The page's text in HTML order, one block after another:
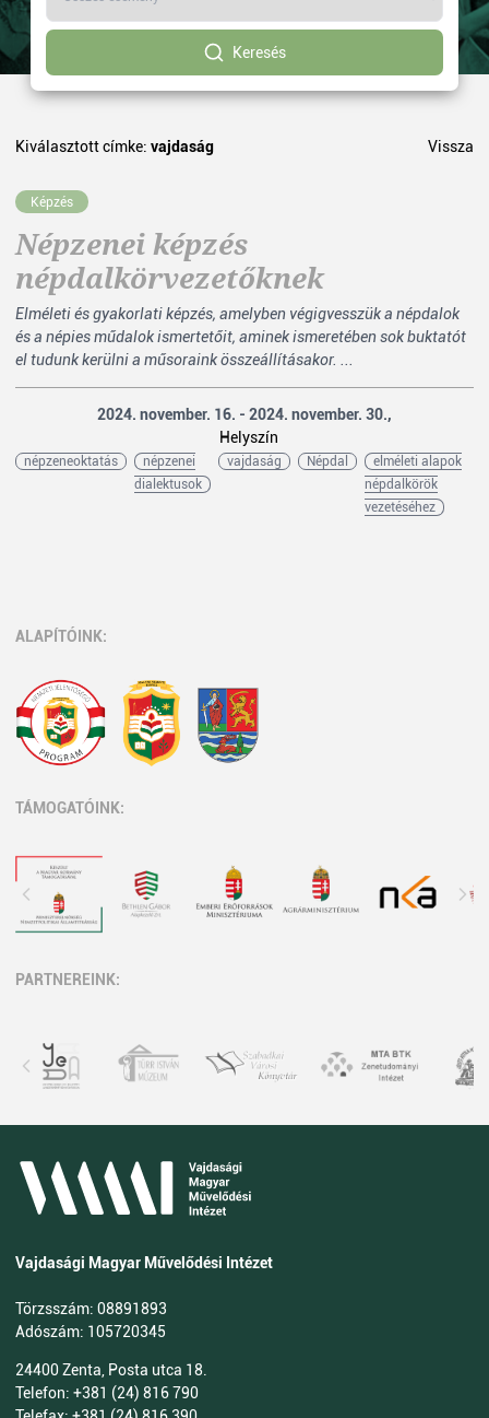
Keresés
Kiválasztott címke: vajdaság Vissza
Képzés
Népzenei képzés
népdalkörvezetőknek
Elméleti és gyakorlati képzés, amelyben végigvesszük a népdalok
és a népies műdalok ismertetőit, aminek ismeretében sok buktatót
el tudunk kerülni a műsoraink összeállításakor. ...
2024. november. 16. - 2024. november. 30.,
Helyszín
népzeneoktatás
népzenei
dialektusok
vajdaság Népdal
elméleti alapok
népdalkörök
vezetéséhez
ALAPÍTÓINK:
TÁMOGATÓINK:
PARTNEREINK:
Vajdasági Magyar Művelődési Intézet
Törzsszám: 08891893
Adószám: 105720345
24400 Zenta, Posta utca 18.
Telefon: +381 (24) 816 790